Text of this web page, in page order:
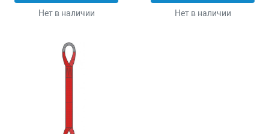
Нет в наличии Нет в наличии